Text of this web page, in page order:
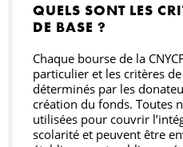
QUELS SONT LES
DE BASE ?
Chaque bourse de la
particulier et les critères
déterminés par les
création du fonds. Toutes
utilisées pour couvrir
scolarité et peuvent être